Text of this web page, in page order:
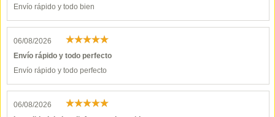
Envío rápido y todo bien
06/08/2026
Envío rápido y todo perfecto
Envío rápido y todo perfecto
06/08/2026